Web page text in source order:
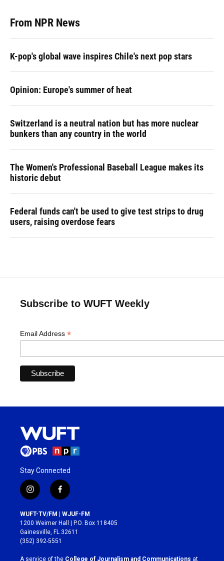
From NPR News
K-pop's global wave inspires Chile's next pop stars
Opinion: Europe's summer of heat
Switzerland is a neutral nation but has more nuclear
bunkers than any country in the world
The Women's Professional Baseball League makes its
historic debut
Federal funds can't be used to give test strips to drug
users, raising overdose fears
Subscribe to WUFT Weekly
Email Address *
Stay Connected
i
n
s
t
a
g
r
a
f
a
c
e
b
o
k
WUFT-TV/FM | WJUF-FM
1200 Weimer Hall | P.O. Box 118405
Gainesville, FL 32611
(352) 392-5551
A service of the College of Journalism and Communications at